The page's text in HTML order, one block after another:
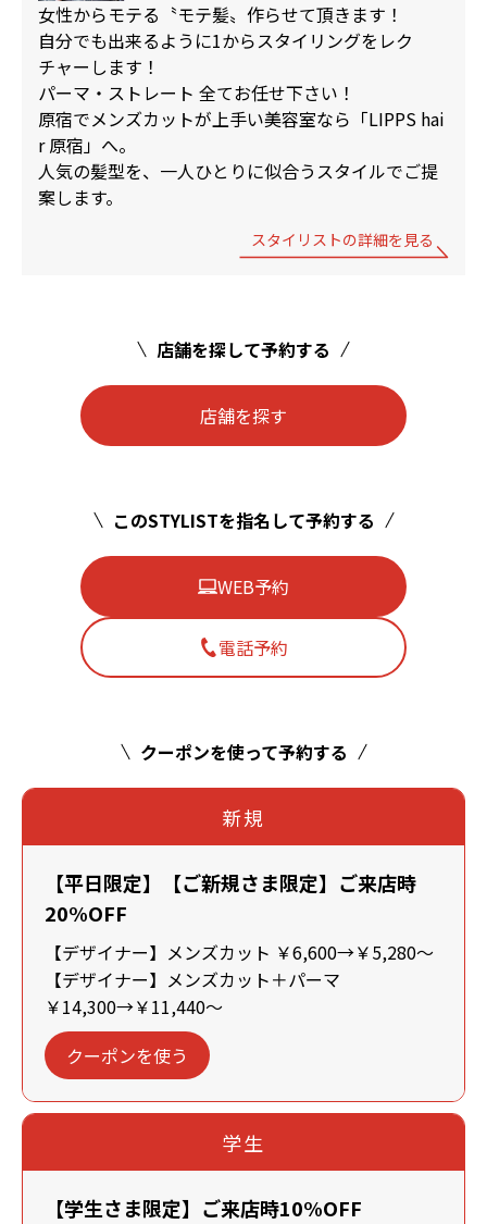
女性からモテる〝モテ髪〟作らせて頂きます！
自分でも出来るように1からスタイリングをレク
チャーします！
パーマ・ストレート 全てお任せ下さい！
原宿でメンズカットが上手い美容室なら「LIPPS hai
r 原宿」へ。
人気の髪型を、一人ひとりに似合うスタイルでご提
案します。
スタイリストの詳細を見る
店舗を探して予約する
店舗を探す
このSTYLISTを指名して予約する
WEB予約
電話予約
クーポンを使って予約する
新規
【平日限定】【ご新規さま限定】ご来店時
20%OFF
【デザイナー】メンズカット ￥6,600→￥5,280～
【デザイナー】メンズカット＋パーマ
￥14,300→￥11,440～
クーポンを使う
学生
【学生さま限定】ご来店時10%OFF